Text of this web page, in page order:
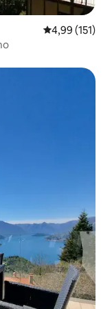
4,99 de uma
4,99 (151)